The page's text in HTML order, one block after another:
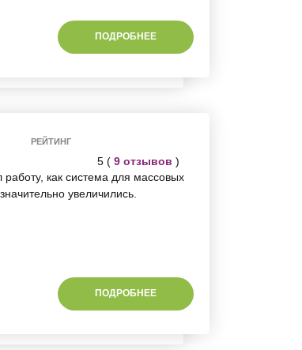
ПОДРОБНЕЕ
РЕЙТИНГ
5 ( 9 отзывов )
как система для массовых
увеличились.
ПОДРОБНЕЕ